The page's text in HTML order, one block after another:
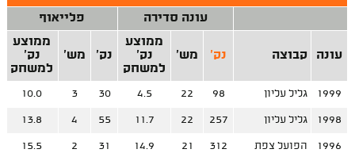
עונה סדירה פלייאוף
עונה קבוצה נק' מש'
ממוצע
נק'
למשחק
נק' מש'
ממוצע
נק'
למשחק
1999 גליל עליון 98
22
4.5
30
3
10.0
1998 גליל עליון 257
22
11.7
55
4
13.8
1996 הפועל צפת 312
21
14.9
31
2
15.5